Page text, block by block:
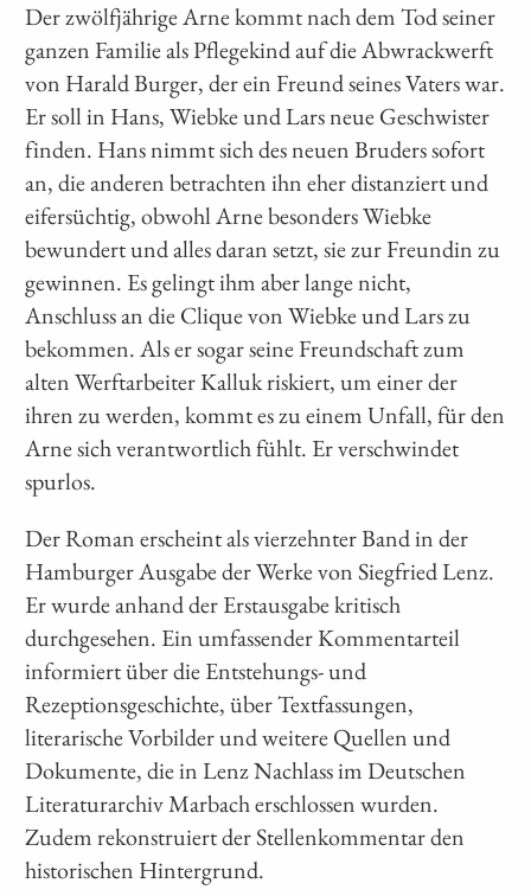
Der zwölfjährige Arne kommt nach dem Tod seiner
ganzen Familie als Pflegekind auf die Abwrackwerft
von Harald Burger, der ein Freund seines Vaters war.
Er soll in Hans, Wiebke und Lars neue Geschwister
finden. Hans nimmt sich des neuen Bruders sofort
an, die anderen betrachten ihn eher distanziert und
eifersüchtig, obwohl Arne besonders Wiebke
bewundert und alles daran setzt, sie zur Freundin zu
gewinnen. Es gelingt ihm aber lange nicht,
Anschluss an die Clique von Wiebke und Lars zu
bekommen. Als er sogar seine Freundschaft zum
alten Werftarbeiter Kalluk riskiert, um einer der
ihren zu werden, kommt es zu einem Unfall, für den
Arne sich verantwortlich fühlt. Er verschwindet
spurlos.
Der Roman erscheint als vierzehnter Band in der
Hamburger Ausgabe der Werke von Siegfried Lenz.
Er wurde anhand der Erstausgabe kritisch
durchgesehen. Ein umfassender Kommentarteil
informiert über die Entstehungs- und
Rezeptionsgeschichte, über Textfassungen,
literarische Vorbilder und weitere Quellen und
Dokumente, die in Lenz Nachlass im Deutschen
Literaturarchiv Marbach erschlossen wurden.
Zudem rekonstruiert der Stellenkommentar den
historischen Hintergrund.